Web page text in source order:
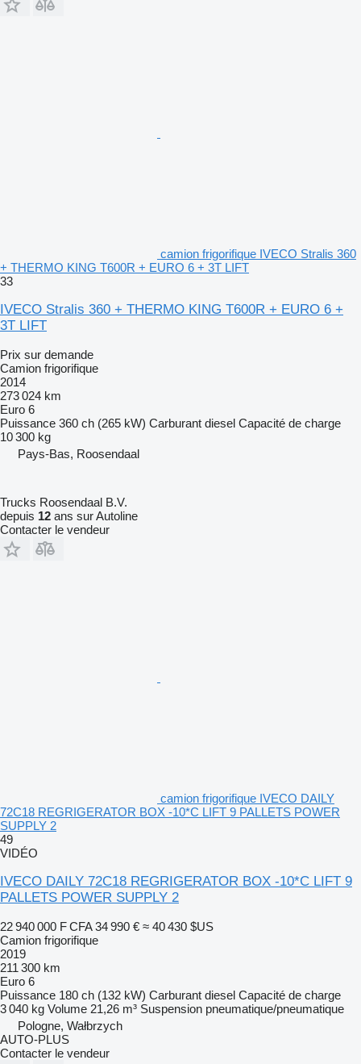
camion frigorifique IVECO Stralis 360
+ THERMO KING T600R + EURO 6 + 3T LIFT
33
IVECO Stralis 360 + THERMO KING T600R + EURO 6 +
3T LIFT
Prix sur demande
Camion frigorifique
2014
273 024 km
Euro 6
Puissance 360 ch (265 kW) Carburant diesel Capacité de charge
10 300 kg
Pays-Bas, Roosendaal
Trucks Roosendaal B.V.
depuis 12 ans sur Autoline
Contacter le vendeur
camion frigorifique IVECO DAILY
72C18 REGRIGERATOR BOX -10*C LIFT 9 PALLETS POWER
SUPPLY 2
49
VIDÉO
IVECO DAILY 72C18 REGRIGERATOR BOX -10*C LIFT 9
PALLETS POWER SUPPLY 2
22 940 000 F CFA 34 990 € ≈ 40 430 $US
Camion frigorifique
2019
211 300 km
Euro 6
Puissance 180 ch (132 kW) Carburant diesel Capacité de charge
3 040 kg Volume 21,26 m³ Suspension pneumatique/pneumatique
Pologne, Wałbrzych
AUTO-PLUS
Contacter le vendeur